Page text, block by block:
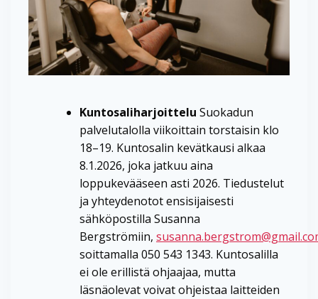
Kuntosaliharjoittelu Suokadun
palvelutalolla viikoittain torstaisin klo
18–19. Kuntosalin kevätkausi alkaa
8.1.2026, joka jatkuu aina
loppukevääseen asti 2026. Tiedustelut
ja yhteydenotot ensisijaisesti
sähköpostilla Susanna
Bergströmiin,
soittamalla 050 543 1343. Kuntosalilla
ei ole erillistä ohjaajaa, mutta
läsnäolevat voivat ohjeistaa laitteiden